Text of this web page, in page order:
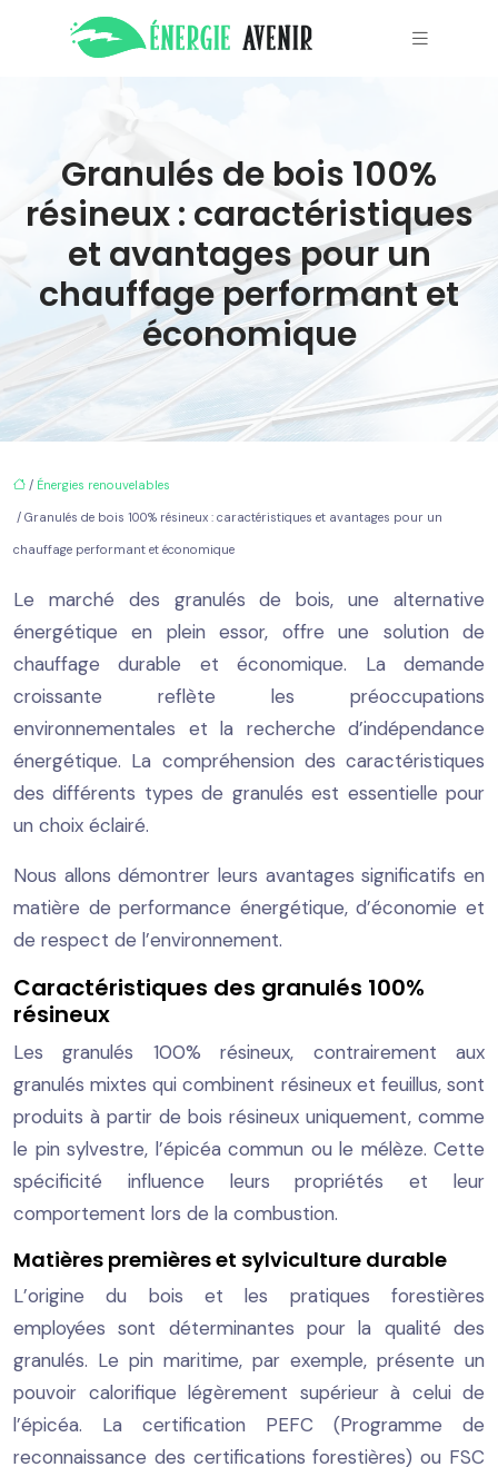
Granulés de bois 100%
résineux : caractéristiques
et avantages pour un
chauffage performant et
économique
/ Énergies renouvelables
/ Granulés de bois 100% résineux : caractéristiques et avantages pour un
chauffage performant et économique
Le marché des granulés de bois, une alternative
énergétique en plein essor, offre une solution de
chauffage durable et économique. La demande
croissante reflète les préoccupations
environnementales et la recherche d’indépendance
énergétique. La compréhension des caractéristiques
des différents types de granulés est essentielle pour
un choix éclairé.
Nous allons démontrer leurs avantages significatifs en
matière de performance énergétique, d’économie et
de respect de l’environnement.
Caractéristiques des granulés 100%
résineux
Les granulés 100% résineux, contrairement aux
granulés mixtes qui combinent résineux et feuillus, sont
produits à partir de bois résineux uniquement, comme
le pin sylvestre, l’épicéa commun ou le mélèze. Cette
spécificité influence leurs propriétés et leur
comportement lors de la combustion.
Matières premières et sylviculture durable
L’origine du bois et les pratiques forestières
employées sont déterminantes pour la qualité des
granulés. Le pin maritime, par exemple, présente un
pouvoir calorifique légèrement supérieur à celui de
l’épicéa. La certification PEFC (Programme de
reconnaissance des certifications forestières) ou FSC